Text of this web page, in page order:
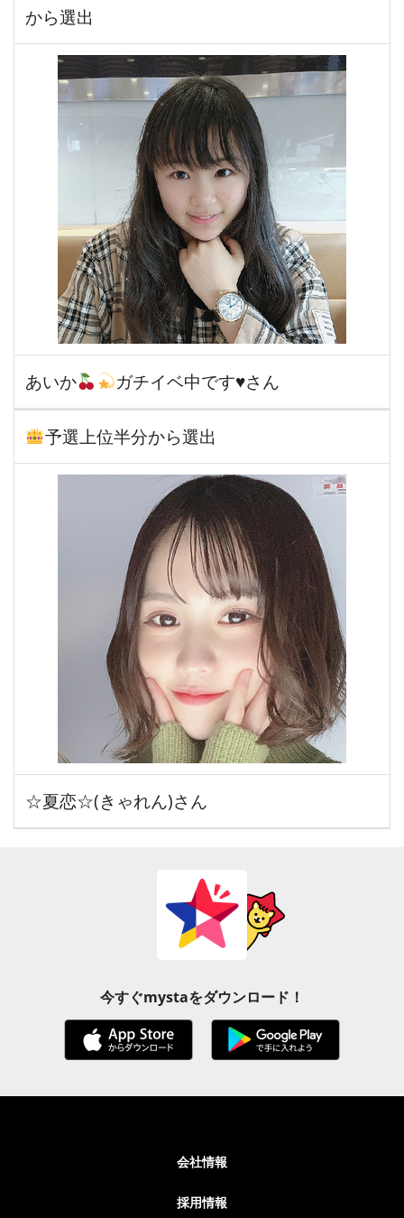
から選出
あいか ガチイベ中です♥さん
予選上位半分から選出
☆夏恋☆(きゃれん)さん
今すぐmystaをダウンロード！
会社情報
採用情報